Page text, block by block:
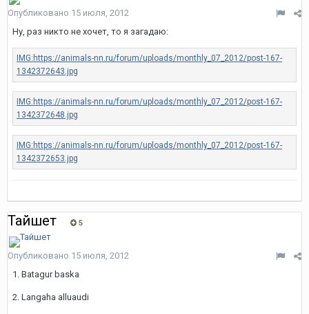
Опубликовано 15 июля, 2012
Ну, раз никто не хочет, то я загадаю:
Тайшет 5
Опубликовано 15 июля, 2012
1. Batagur baska
2. Langaha alluaudi